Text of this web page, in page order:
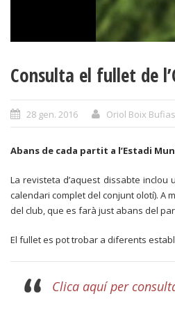
Consulta el fullet de
28 gen. 2016 Oriol Boix Bufias
Abans de cada partit a l’Estadi
La revisteta d’aquest dissabte
calendari complet del conjunt olotí). A
del club, que es farà just abans del
El fullet es pot trobar a diferents
Clica aquí per